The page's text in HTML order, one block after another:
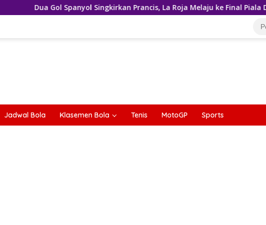
Singkirkan Prancis, La Roja Melaju ke Final Piala Dunia 2026
Jadwal Bola Klasemen Bola Tenis MotoGP Sports